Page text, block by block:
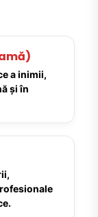
a inimii,
și în